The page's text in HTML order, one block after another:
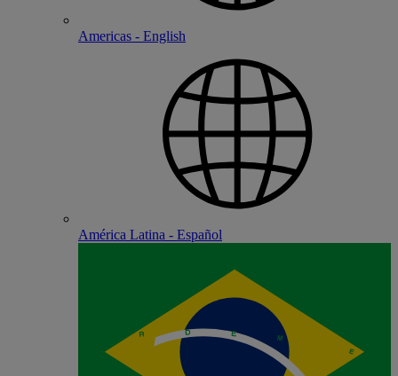
Americas - English
América Latina - Español